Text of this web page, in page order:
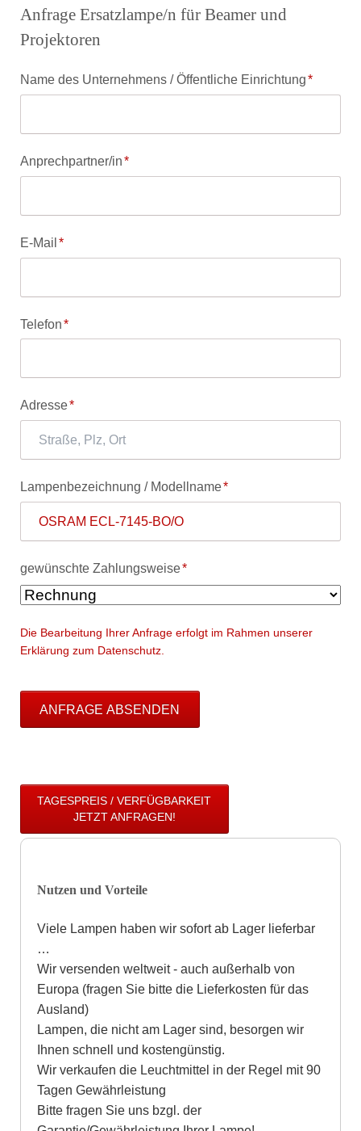
Anfrage Ersatzlampe/n für Beamer und
Projektoren
Pflichtfeld
Name des Unternehmens / Öffentliche Einrichtung*
Pflichtfeld
Anprechpartner/in*
Pflichtfeld
E-Mail*
Pflichtfeld
Telefon*
Pflichtfeld
Adresse*
Pflichtfeld
Lampenbezeichnung / Modellname*
Pflichtfeld
gewünschte Zahlungsweise*
Die Bearbeitung Ihrer Anfrage erfolgt im Rahmen unserer
Erklärung zum Datenschutz.
ANFRAGE ABSENDEN
TAGESPREIS / VERFÜGBARKEIT
JETZT ANFRAGEN!
Nutzen und Vorteile
Viele Lampen haben wir sofort ab Lager lieferbar
…
Wir versenden weltweit - auch außerhalb von
Europa (fragen Sie bitte die Lieferkosten für das
Ausland)
Lampen, die nicht am Lager sind, besorgen wir
Ihnen schnell und kostengünstig.
Wir verkaufen die Leuchtmittel in der Regel mit 90
Tagen Gewährleistung
Bitte fragen Sie uns bzgl. der